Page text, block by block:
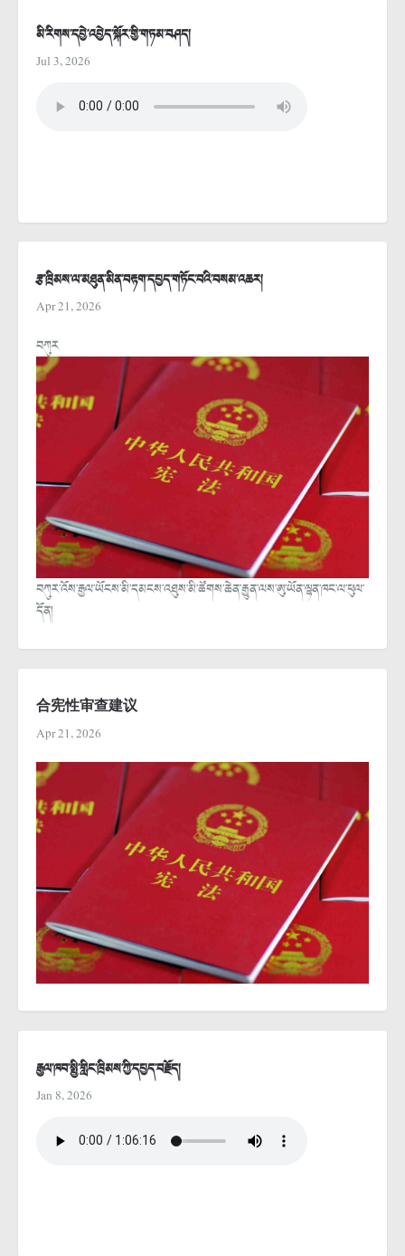
མི་རིགས་དབྱེ་འབྱེད་སྐོར་གྱི་གཏམ་བཤད།
Jul 3, 2026
རྩ་ཁྲིམས་ལ་མཐུན་མིན་བརྟག་དཔྱད་གཏོང་བའི་བསམ་འཆར།
Apr 21, 2026
བཀུར
བཀུར་འོས་རྒྱལ་ཡོངས་མི་དམངས་འཐུས་མི་ཚོགས་ཆེན་རྒྱུན་ལས་ཨུ་ཡོན་ལྷན་ཁང་ལ་ཕུལ་
དོན།
合宪性审查建议
Apr 21, 2026
རྒྱལ་ཁབ་སྤྱི་གླིང་ཁྲིམས་ཀྱི་དཔྱད་བརྗོད།
Jan 8, 2026